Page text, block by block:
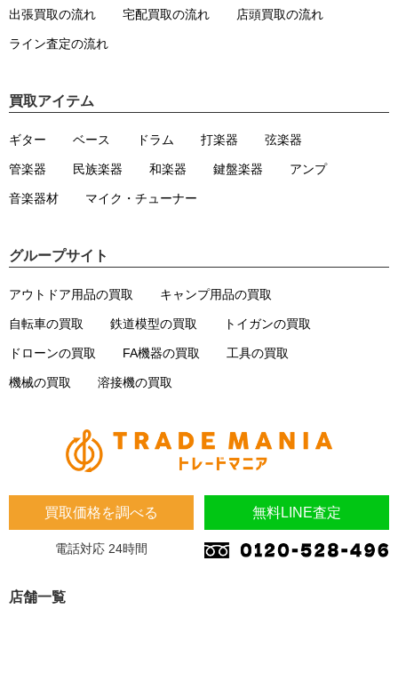
買取価格を調べる 無料LINE査定
電話対応 24時間
店舗一覧
出張買取の流れ 宅配買取の流れ 店頭買取の流れ
ライン査定の流れ
買取アイテム
ギター ベース ドラム 打楽器 弦楽器
管楽器 民族楽器 和楽器 鍵盤楽器 アンプ
音楽器材 マイク・チューナー
グループサイト
アウトドア用品の買取 キャンプ用品の買取
自転車の買取 鉄道模型の買取 トイガンの買取
ドローンの買取 FA機器の買取 工具の買取
機械の買取 溶接機の買取